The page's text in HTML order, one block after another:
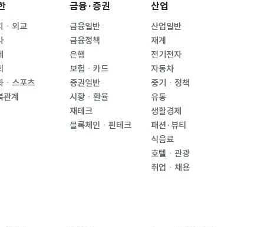
ㆍ외교
ㆍ스포츠
관계
금융·증권
금융일반
금융정책
은행
보험ㆍ카드
증권일반
시황ㆍ환율
재테크
블록체인ㆍ핀테크
산업
산업일반
재계
전기전자
자동차
중기ㆍ정책
유통
생활경제
패션·뷰티
식음료
호텔ㆍ관광
취업ㆍ채용